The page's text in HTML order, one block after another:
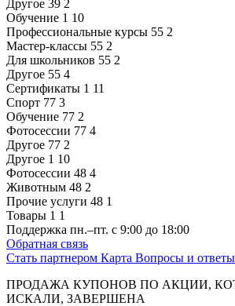
Другое 39 2
Обучение 1 10
Профессиональные курсы 55 2
Мастер-классы 55 2
Для школьников 55 2
Другое 55 4
Сертификаты 1 11
Спорт 77 3
Обучение 77 2
Фотосессии 77 4
Другое 77 2
Другое 1 10
Фотосессии 48 4
Животным 48 2
Прочие услуги 48 1
Товары 1 1
Поддержка пн.–пт. с 9:00 до 18:00
Обратная связь
Стать партнером Карта Вопросы и ответы
ПРОДАЖА КУПОНОВ ПО АКЦИИ,
ИСКАЛИ, ЗАВЕРШЕНА